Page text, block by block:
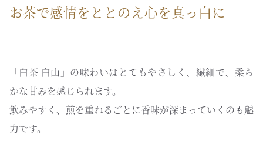
お茶で感情をととのえ心を真っ白に
「白茶 白山」の味わいはとてもやさしく、繊細で、柔ら
かな甘みを感じられます。
飲みやすく、煎を重ねるごとに香味が深まっていくのも魅
力です。